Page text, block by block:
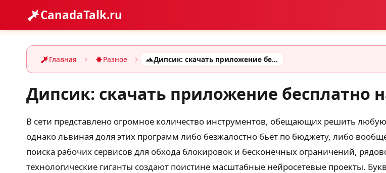
CanadaTalk.ru
Главная Разное Дипсик: скачать приложение бесплатно на Андроид
Дипсик: скачать приложение бесплатно
В сети представлено огромное количество инструментов, обещающих решить
однако львиная доля этих программ либо безжалостно бьёт по бюджету, либо
поиска рабочих сервисов для обхода блокировок и бесконечных ограничений,
технологические гиганты создают поистине масштабные нейросетевые проекты.